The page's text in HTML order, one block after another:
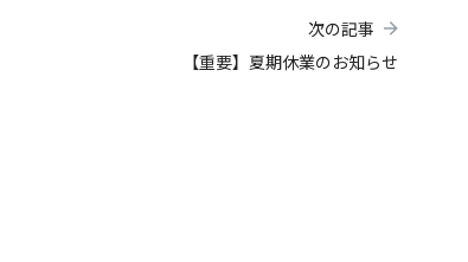
次の記事
【重要】夏期休業のお知らせ